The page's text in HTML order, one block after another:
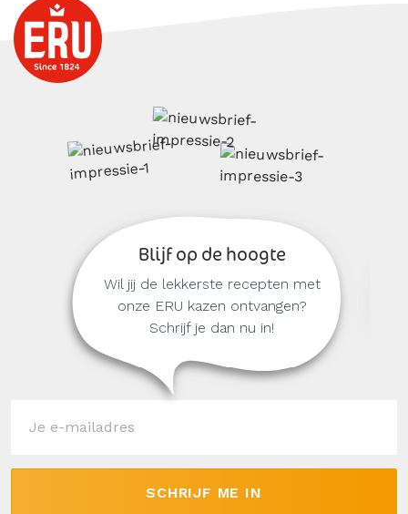
Blijf op de hoogte
Wil jij de lekkerste recepten met
onze ERU kazen ontvangen?
Schrijf je dan nu in!
SCHRIJF ME IN